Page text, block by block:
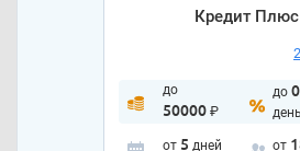
Кредит Плюс
до
50000₽
до
день
от 5 дней от